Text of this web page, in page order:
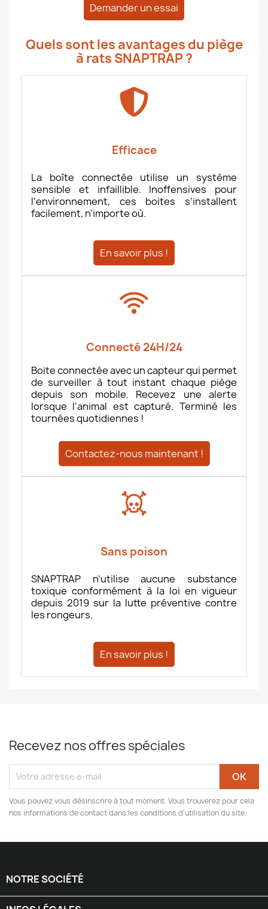
Demander un essai
Quels sont les avantages du piège
à rats SNAPTRAP ?
Efficace
La boîte connectée utilise un système
sensible et infaillible. Inoffensives pour
l'environnement, ces boites s'installent
facilement, n'importe où.
En savoir plus !
Connecté 24H/24
Boite connectée avec un capteur qui permet
de surveiller à tout instant chaque piège
depuis son mobile. Recevez une alerte
lorsque l'animal est capturé. Terminé les
tournées quotidiennes !
Contactez-nous maintenant !
Sans poison
SNAPTRAP n'utilise aucune substance
toxique conformément à la loi en vigueur
depuis 2019 sur la lutte préventive contre
les rongeurs.
En savoir plus !
Recevez nos offres spéciales
Vous pouvez vous désinscrire à tout moment. Vous trouverez pour cela
nos informations de contact dans les conditions d'utilisation du site.
NOTRE SOCIÉTÉ